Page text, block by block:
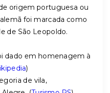
origem portuguesa ou
foi marcada como
de São Leopoldo.
dado em homenagem à
)
de vila,